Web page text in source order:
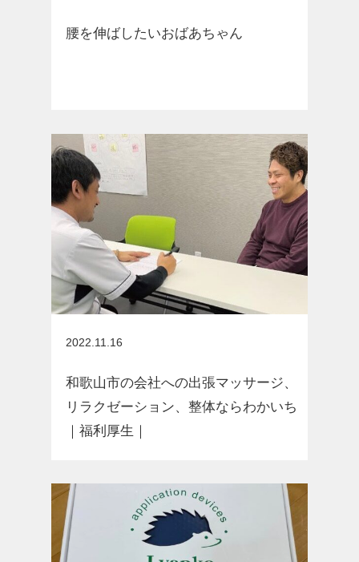
腰を伸ばしたいおばあちゃん
2022.11.16
和歌山市の会社への出張マッサージ、
リラクゼーション、整体ならわかいち
｜福利厚生｜